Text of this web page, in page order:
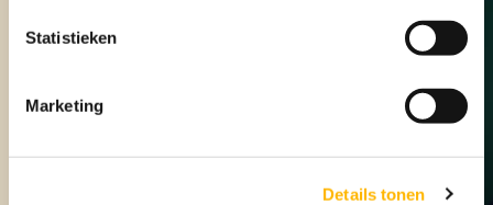
Statistieken
Marketing
Details tonen